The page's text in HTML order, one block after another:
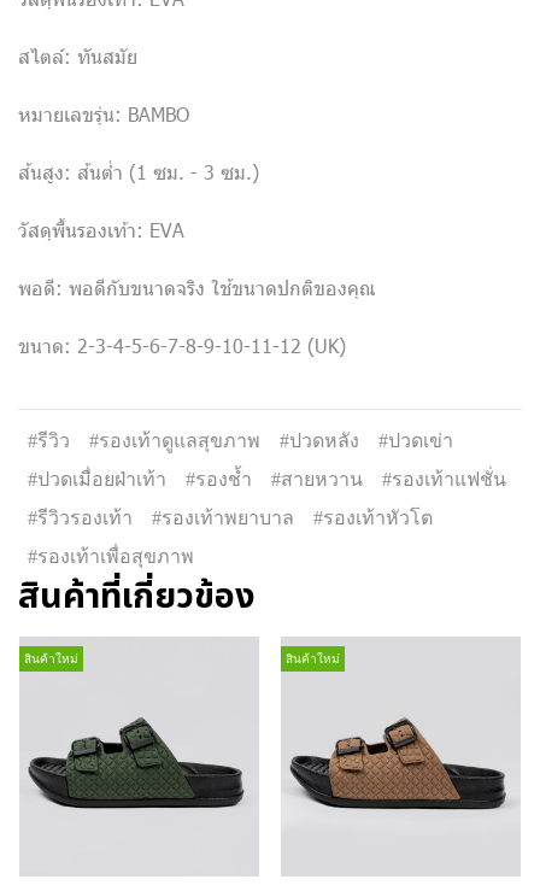
สไตล์: ทันสมัย
หมายเลขรุ่น: BAMBO
ส้นสูง: ส้นต่ำ (1 ซม. - 3 ซม.)
วัสดุพื้นรองเท้า: EVA
พอดี: พอดีกับขนาดจริง ใช้ขนาดปกติของคุณ
ขนาด: 2-3-4-5-6-7-8-9-10-11-12 (UK)
#รีวิว #รองเท้าดูแลสุขภาพ #ปวดหลัง
#ปวดเข่า
#ปวดเมื่อยฝ่าเท้า
#รองช้ำ #สายหวาน
#รองเท้าแฟชั่น
#รีวิวรองเท้า
#รองเท้าพยาบาล
#รองเท้าหัวโต
#รองเท้าเพื่อสุขภาพ
สินค้าที่เกี่ยวข้อง
สินค้าใหม่ สินค้าใหม่